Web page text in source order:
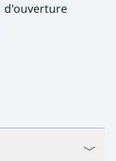
d'ouverture